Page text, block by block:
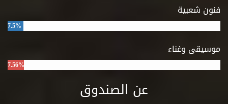
فنون شعبية
7.5%
موسيقى وغناء
7.56%
عن الصندوق